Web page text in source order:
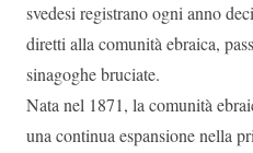
svedesi registrano ogni anno
diretti alla comunità ebraica,
sinagoghe bruciate.
Nata nel 1871, la comunità
una continua espansione nella